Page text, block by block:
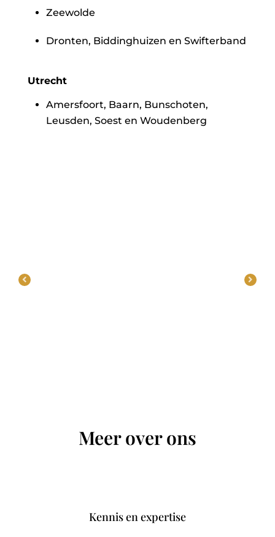
Zeewolde
Dronten, Biddinghuizen en Swifterband
Utrecht
Amersfoort, Baarn, Bunschoten,
Leusden, Soest en Woudenberg
Meer over ons
Kennis en expertise